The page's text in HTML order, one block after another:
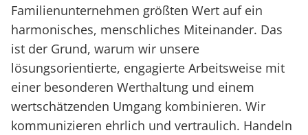
Familienunternehmen größten Wert auf ein
harmonisches, menschliches Miteinander. Das
ist der Grund, warum wir unsere
lösungsorientierte, engagierte Arbeitsweise mit
einer besonderen Werthaltung und einem
wertschätzenden Umgang kombinieren. Wir
kommunizieren ehrlich und vertraulich. Handeln